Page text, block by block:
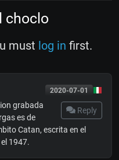
choclo
must log in first.
2020-07-01
Reply
grabada
es de
Catan, escrita en el
1947.